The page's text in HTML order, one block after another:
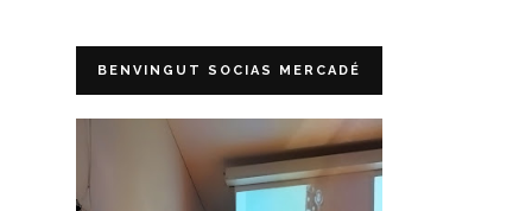
BENVINGUT SOCIAS MERCADÉ